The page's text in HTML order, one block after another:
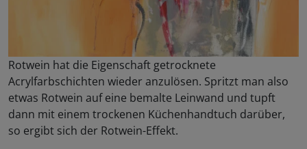
Rotwein hat die Eigenschaft getrocknete
Acrylfarbschichten wieder anzulösen. Spritzt man also
etwas Rotwein auf eine bemalte Leinwand und tupft
dann mit einem trockenen Küchenhandtuch darüber,
so ergibt sich der Rotwein-Effekt.